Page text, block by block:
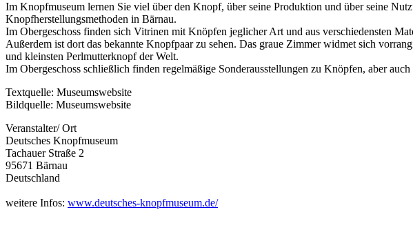
Im Knopfmuseum lernen Sie viel über den Knopf, über seine Produktion und über seine
Knopfherstellungsmethoden in Bärnau.
Im Obergeschoss finden sich Vitrinen mit Knöpfen jeglicher Art und aus verschiedensten
Außerdem ist dort das bekannte Knopfpaar zu sehen. Das graue Zimmer widmet sich
und kleinsten Perlmutterknopf der Welt.
Im Obergeschoss schließlich finden regelmäßige Sonderausstellungen zu Knöpfen, aber
Textquelle: Museumswebsite
Bildquelle: Museumswebsite
Veranstalter/ Ort
Deutsches Knopfmuseum
Tachauer Straße 2
95671 Bärnau
Deutschland
weitere Infos: www.deutsches-knopfmuseum.de/